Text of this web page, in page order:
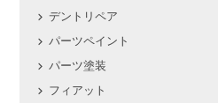
デントリペア
パーツペイント
パーツ塗装
フィアット